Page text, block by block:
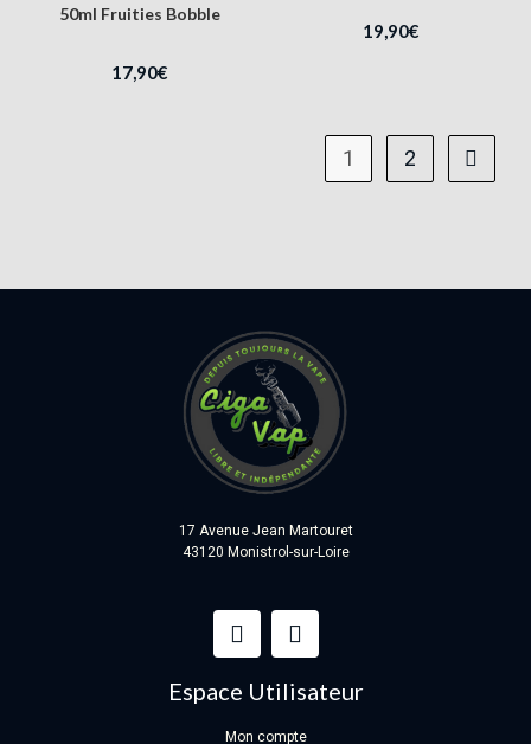
50ml Fruities Bobble
17,90€
19,90€
1 2
17 Avenue Jean Martouret
43120 Monistrol-sur-Loire
Espace Utilisateur
Mon compte